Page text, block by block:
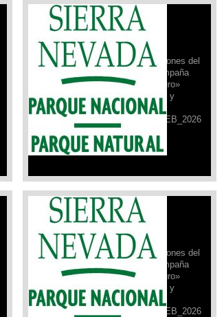
Campaña de Seguridad PNSN:
26/02/2026
Desde el Refugio Poqueira,
actualizamos la ficha de condiciones del
26 de febrero de 2026, de la campaña
«Sierra Nevada para vivirla seguro»
realizada por el Parque Nacional y
Natural de Sierra Nevada.
FICHA_DE_SEGURIDAD_26_FEB_2026
Leer Más »
Campaña de Seguridad PNSN:
12/02/2026
Desde el Refugio Poqueira,
actualizamos la ficha de condiciones del
12 de febrero de 2026, de la campaña
«Sierra Nevada para vivirla seguro»
realizada por el Parque Nacional y
Natural de Sierra Nevada.
FICHA_DE_SEGURIDAD_12_FEB_2026